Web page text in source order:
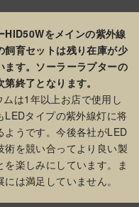
HID50Wをメインの紫外線
飼育セットは残り在庫が少
ます。ソーラーラプターの
終了となります。
は1年以上お店で使用し
LEDタイプの紫外線灯に将
ようです。今後各社がLED
術を競い合ってより良い製
を楽しみにしています。ま
は満足していません。